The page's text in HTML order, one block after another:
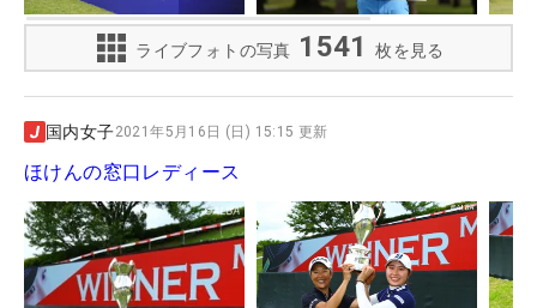
ライブフォトの写真 1541 枚を見る
国内女子2021年5月16日 (日) 15:15 更新
ほけんの窓口レディース